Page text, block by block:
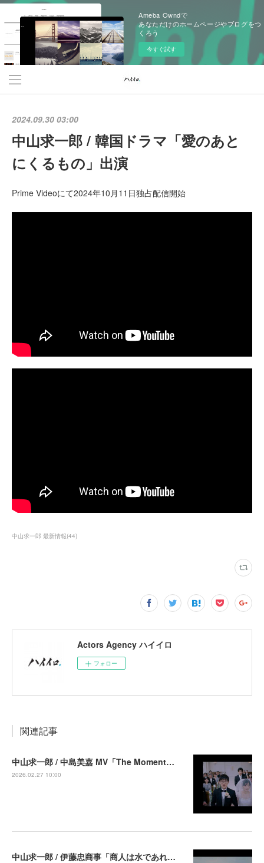
Ameba Owndで
あなただけのホームページやブログをつ
くろう
今すぐ試す
2024.09.30 03:00
中山求一郎 / 韓国ドラマ「愛のあと
にくるもの」出演
Prime Videoにて2024年10月11日独占配信開始
中山求一郎 最新情報(44)
Actors Agency ハイイロ
フォロー
関連記事
中山求一郎 / 中島美嘉 MV「The Moment」出演
2026.02.27 10:00
中山求一郎 / 伊藤忠商事「商人は水であれ パイナップル畑の商人」篇 出演中